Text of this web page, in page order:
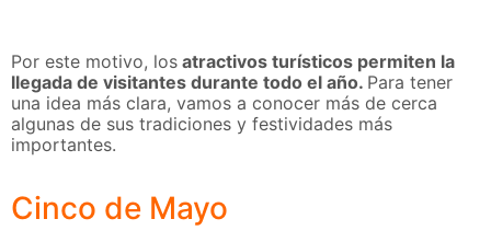
Por este motivo, los atractivos turísticos permiten la
llegada de visitantes durante todo el año. Para tener
una idea más clara, vamos a conocer más de cerca
algunas de sus tradiciones y festividades más
importantes.
Cinco de Mayo